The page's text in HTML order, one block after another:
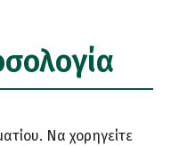
Να χορηγείτε